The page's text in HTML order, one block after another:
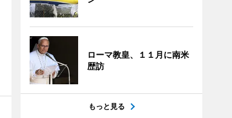
ローマ教皇、１１月に南米
歴訪
もっと見る